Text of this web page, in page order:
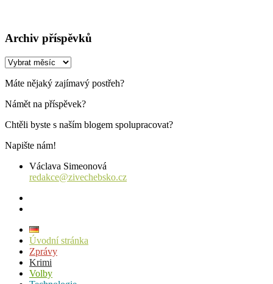
Archiv příspěvků
Archiv
Máte nějaký zajímavý postřeh?
Námět na příspěvek?
Chtěli byste s naším blogem spolupracovat?
Napište nám!
Václava Simeonová
redakce@zivechebsko.cz
Úvodní stránka
Zprávy
Krimi
Volby